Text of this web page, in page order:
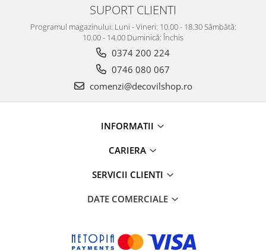
SUPORT CLIENTI
Programul magazinului: Luni - Vineri: 10.00 - 18.30 Sâmbătă:
10.00 - 14.00 Duminică: Închis
0374 200 224
0746 080 067
comenzi@decovilshop.ro
INFORMATII
CARIERA
SERVICII CLIENTI
DATE COMERCIALE